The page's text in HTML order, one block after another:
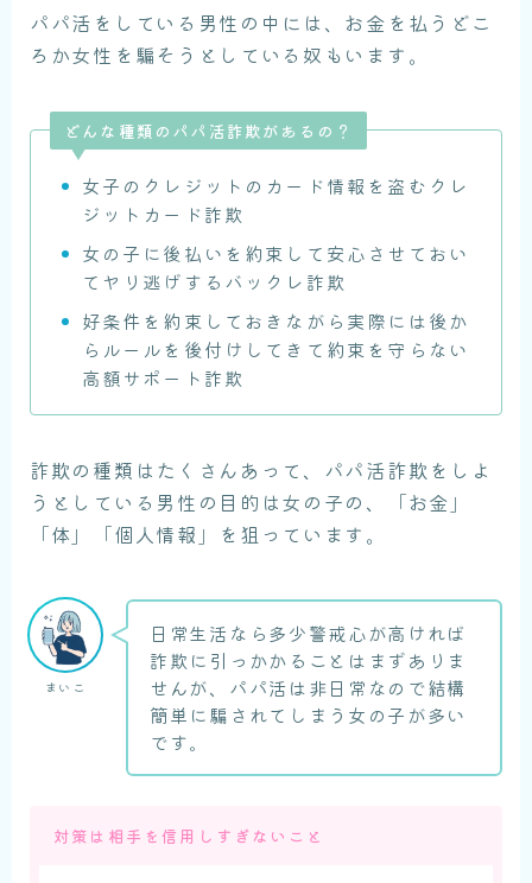
パパ活をしている男性の中には、お金を払うどこ
ろか女性を騙そうとしている奴もいます。
どんな種類のパパ活詐欺があるの？
女子のクレジットのカード情報を盗むクレ
ジットカード詐欺
女の子に後払いを約束して安心させておい
てヤリ逃げするバックレ詐欺
好条件を約束しておきながら実際には後か
らルールを後付けしてきて約束を守らない
高額サポート詐欺
詐欺の種類はたくさんあって、パパ活詐欺をしよ
うとしている男性の目的は女の子の、「お金」
「体」「個人情報」を狙っています。
まいこ
日常生活なら多少警戒心が高ければ
詐欺に引っかかることはまずありま
せんが、パパ活は非日常なので結構
簡単に騙されてしまう女の子が多い
です。
対策は相手を信用しすぎないこと